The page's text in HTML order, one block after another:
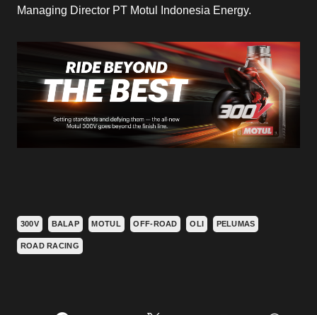
Managing Director PT Motul Indonesia Energy.
300V BALAP MOTUL OFF-ROAD OLI PELUMAS
ROAD RACING